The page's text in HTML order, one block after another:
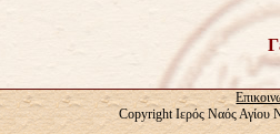
Copyright Ιερός Ναός Αγίου